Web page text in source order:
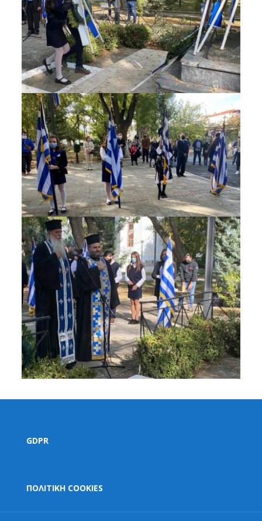
GDPR
ΠΟΛΙΤΙΚΗ COOKIES